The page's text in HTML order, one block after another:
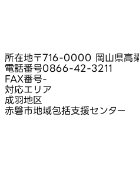
所在地〒716-0000 岡山県高
電話番号0866-42-3211
FAX番号-
対応エリア
成羽地区
赤磐市地域包括支援センター